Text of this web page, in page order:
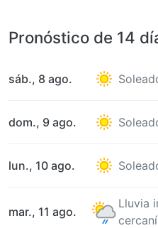
Pronóstico de 14
sáb., 8 ago.
dom., 9 ago.
lun., 10 ago.
mar., 11 ago.
Lluvia